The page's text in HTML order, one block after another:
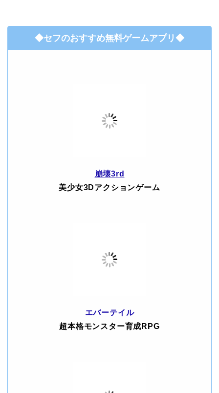
◆セフのおすすめ無料ゲームアプリ◆
崩壊3rd
美少女3Dアクションゲーム
エバーテイル
超本格モンスター育成RPG